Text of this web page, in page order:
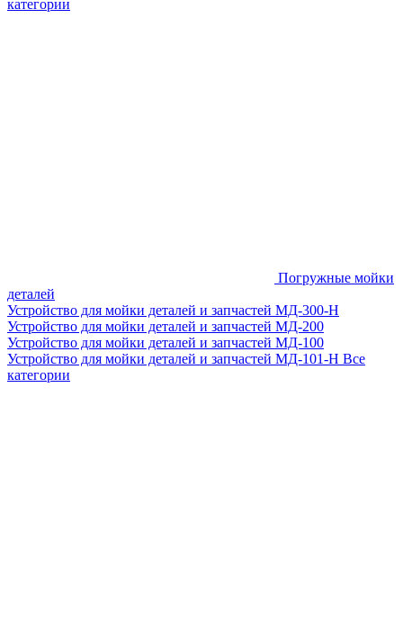
категории
Погружные мойки
деталей
Устройство для мойки деталей и запчастей МД-300-H
Устройство для мойки деталей и запчастей МД-200
Устройство для мойки деталей и запчастей МД-100
Устройство для мойки деталей и запчастей МД-101-Н Все
категории